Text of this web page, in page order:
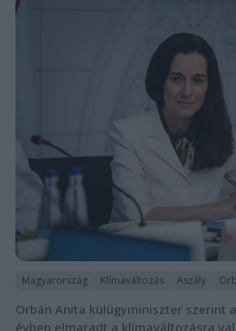
Magyarország Klímaváltozás Aszály
Orbán Anita külügyminiszter szerint
évben elmaradt a klímaváltozásra